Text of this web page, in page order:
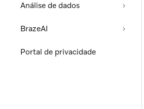
Análise de dados
BrazeAI
Portal de privacidade